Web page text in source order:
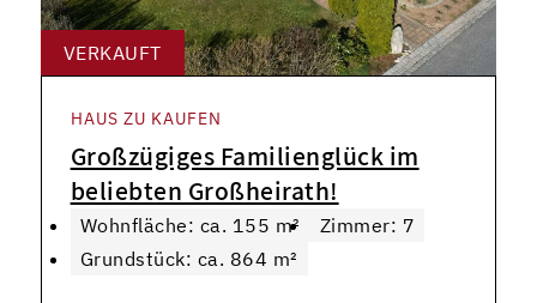
VERKAUFT
HAUS ZU KAUFEN
Großzügiges Familienglück im
beliebten Großheirath!
Wohnfläche: ca. 155 m²
Zimmer: 7
Grundstück: ca. 864 m²